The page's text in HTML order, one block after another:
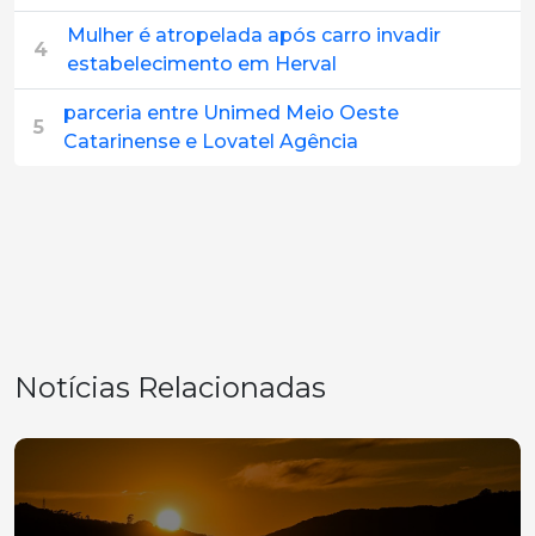
4
Mulher é atropelada após carro invadir
estabelecimento em Herval
5
parceria entre Unimed Meio Oeste
Catarinense e Lovatel Agência
Notícias Relacionadas